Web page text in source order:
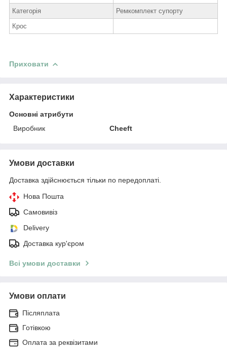
Категорія
Ремкомплект супорту
Крос
Приховати
Характеристики
Основні атрибути
Виробник
Cheeft
Умови доставки
Доставка здійснюється тільки по передоплаті.
Нова Пошта
Самовивіз
Delivery
Доставка кур'єром
Всі умови доставки
Умови оплати
Післяплата
Готівкою
Оплата за реквізитами